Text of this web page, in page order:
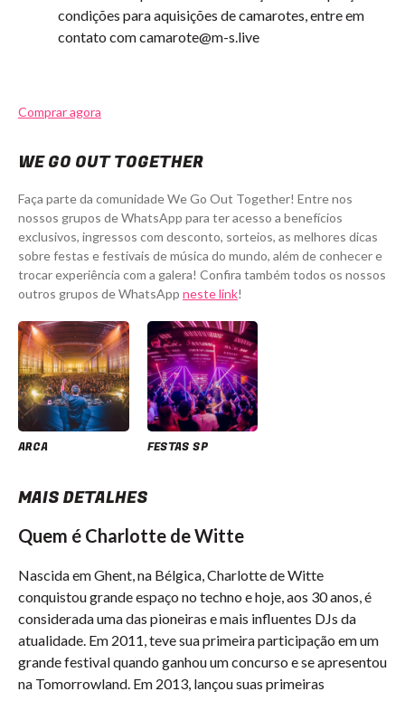
condições para aquisições de camarotes, entre em
contato com camarote@m-s.live
Comprar agora
WE GO OUT TOGETHER
Faça parte da comunidade We Go Out Together! Entre nos
nossos grupos de WhatsApp para ter acesso a benefícios
exclusivos, ingressos com desconto, sorteios, as melhores dicas
sobre festas e festivais de música do mundo, além de conhecer e
trocar experiência com a galera! Confira também todos os nossos
outros grupos de WhatsApp neste link!
ARCA FESTAS SP
MAIS DETALHES
Quem é Charlotte de Witte
Nascida em Ghent, na Bélgica, Charlotte de Witte
conquistou grande espaço no techno e hoje, aos 30 anos, é
considerada uma das pioneiras e mais influentes DJs da
atualidade. Em 2011, teve sua primeira participação em um
grande festival quando ganhou um concurso e se apresentou
na Tomorrowland. Em 2013, lançou suas primeiras